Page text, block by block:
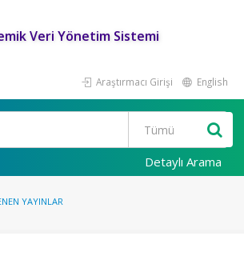
Veri Yönetim Sistemi
Araştırmacı Girişi English
Detaylı Arama
YAYINLAR